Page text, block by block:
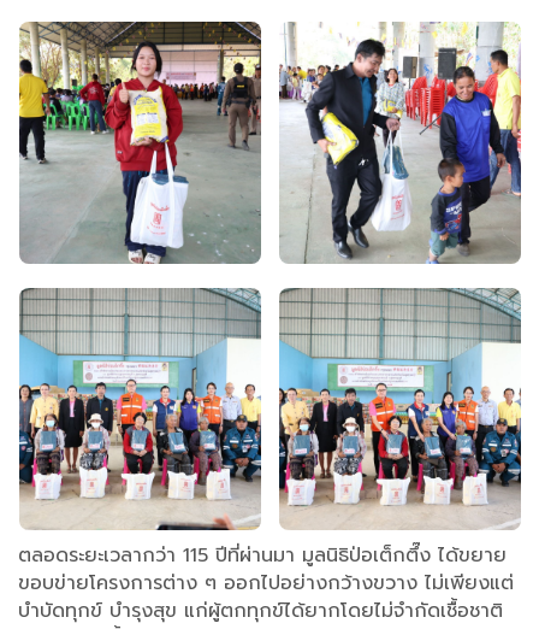
ตลอดระยะเวลากว่า 115 ปีที่ผ่านมา มูลนิธิป่อเต็กตึ๊ง ได้ขยาย
ขอบข่ายโครงการต่าง ๆ ออกไปอย่างกว้างขวาง ไม่เพียงแต่
บำบัดทุกข์ บำรุงสุข แก่ผู้ตกทุกข์ได้ยากโดยไม่จำกัดเชื้อชาติ